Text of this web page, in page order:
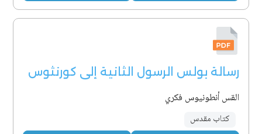
رسالة بولس الرسول الثانية إلى كورنثوس
القس أنطونيوس فكري
كتاب مقدس